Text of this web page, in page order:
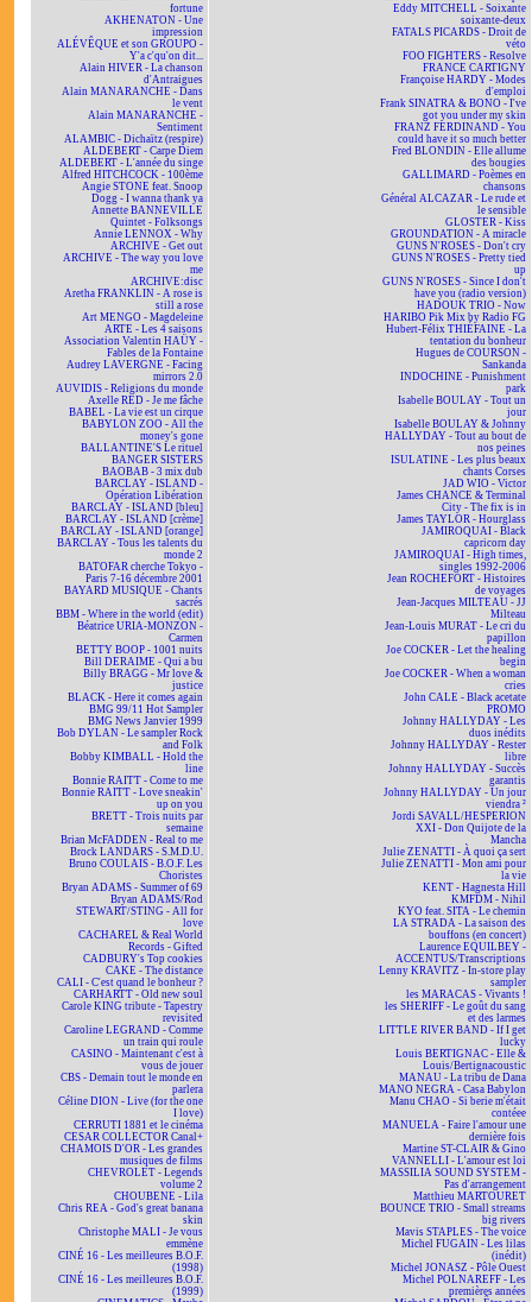
fortune
AKHENATON - Une
impression
ALÉVÊQUE et son GROUPO -
Y'a c'qu'on dit...
Alain HIVER - La chanson
d'Antraigues
Alain MANARANCHE - Dans
le vent
Alain MANARANCHE -
Sentiment
ALAMBIC - Dichaïtz (respire)
ALDEBERT - Carpe Diem
ALDEBERT - L'année du singe
Alfred HITCHCOCK - 100ème
Angie STONE feat. Snoop
Dogg - I wanna thank ya
Annette BANNEVILLE
Quintet - Folksongs
Annie LENNOX - Why
ARCHIVE - Get out
ARCHIVE - The way you love
me
ARCHIVE:disc
Aretha FRANKLIN - A rose is
still a rose
Art MENGO - Magdeleine
ARTE - Les 4 saisons
Association Valentin HAÜY -
Fables de la Fontaine
Audrey LAVERGNE - Facing
mirrors 2.0
AUVIDIS - Religions du monde
Axelle RED - Je me fâche
BABEL - La vie est un cirque
BABYLON ZOO - All the
money's gone
BALLANTINE'S Le rituel
BANGER SISTERS
BAOBAB - 3 mix dub
BARCLAY - ISLAND -
Opération Libération
BARCLAY - ISLAND [bleu]
BARCLAY - ISLAND [crème]
BARCLAY - ISLAND [orange]
BARCLAY - Tous les talents du
monde 2
BATOFAR cherche Tokyo -
Paris 7-16 décembre 2001
BAYARD MUSIQUE - Chants
sacrés
BBM - Where in the world (edit)
Béatrice URIA-MONZON -
Carmen
BETTY BOOP - 1001 nuits
Bill DERAIME - Qui a bu
Billy BRAGG - Mr love &
justice
BLACK - Here it comes again
BMG 99/11 Hot Sampler
BMG News Janvier 1999
Bob DYLAN - Le sampler Rock
and Folk
Bobby KIMBALL - Hold the
line
Bonnie RAITT - Come to me
Bonnie RAITT - Love sneakin'
up on you
BRETT - Trois nuits par
semaine
Brian McFADDEN - Real to me
Brock LANDARS - S.M.D.U.
Bruno COULAIS - B.O.F. Les
Choristes
Bryan ADAMS - Summer of 69
Bryan ADAMS/Rod
STEWART/STING - All for
love
CACHAREL & Real World
Records - Gifted
CADBURY's Top cookies
CAKE - The distance
CALI - C'est quand le bonheur ?
CARHARTT - Old new soul
Carole KING tribute - Tapestry
revisited
Caroline LEGRAND - Comme
un train qui roule
CASINO - Maintenant c'est à
vous de jouer
CBS - Demain tout le monde en
parlera
Céline DION - Live (for the one
I love)
CERRUTI 1881 et le cinéma
CESAR COLLECTOR Canal+
CHAMOIS D'OR - Les grandes
musiques de films
CHEVROLET - Legends
volume 2
CHOUBENE - Lila
Chris REA - God's great banana
skin
Christophe MALI - Je vous
emmène
CINÉ 16 - Les meilleures B.O.F.
(1998)
CINÉ 16 - Les meilleures B.O.F.
(1999)
Eddy MITCHELL - Soixante
soixante-deux
FATALS PICARDS - Droit de
véto
FOO FIGHTERS - Resolve
FRANCE CARTIGNY
Françoise HARDY - Modes
d'emploi
Frank SINATRA & BONO - I've
got you under my skin
FRANZ FERDINAND - You
could have it so much better
Fred BLONDIN - Elle allume
des bougies
GALLIMARD - Poèmes en
chansons
Général ALCAZAR - Le rude et
le sensible
GLOSTER - Kiss
GROUNDATION - A miracle
GUNS N'ROSES - Don't cry
GUNS N'ROSES - Pretty tied
up
GUNS N'ROSES - Since I don't
have you (radio version)
HADOUK TRIO - Now
HARIBO Pik Mix by Radio FG
Hubert-Félix THIÉFAINE - La
tentation du bonheur
Hugues de COURSON -
Sankanda
INDOCHINE - Punishment
park
Isabelle BOULAY - Tout un
jour
Isabelle BOULAY & Johnny
HALLYDAY - Tout au bout de
nos peines
ISULATINE - Les plus beaux
chants Corses
JAD WIO - Victor
James CHANCE & Terminal
City - The fix is in
James TAYLOR - Hourglass
JAMIROQUAI - Black
capricorn day
JAMIROQUAI - High times,
singles 1992-2006
Jean ROCHEFORT - Histoires
de voyages
Jean-Jacques MILTEAU - JJ
Milteau
Jean-Louis MURAT - Le cri du
papillon
Joe COCKER - Let the healing
begin
Joe COCKER - When a woman
cries
John CALE - Black acetate
PROMO
Johnny HALLYDAY - Les
duos inédits
Johnny HALLYDAY - Rester
libre
Johnny HALLYDAY - Succès
garantis
Johnny HALLYDAY - Un jour
viendra ²
Jordi SAVALL/HESPERION
XXI - Don Quijote de la
Mancha
Julie ZENATTI - À quoi ça sert
Julie ZENATTI - Mon ami pour
la vie
KENT - Hagnesta Hill
KMFDM - Nihil
KYO feat. SITA - Le chemin
LA STRADA - La saison des
bouffons (en concert)
Laurence EQUILBEY -
ACCENTUS/Transcriptions
Lenny KRAVITZ - In-store play
sampler
les MARACAS - Vivants !
les SHERIFF - Le goût du sang
et des larmes
LITTLE RIVER BAND - If I get
lucky
Louis BERTIGNAC - Elle &
Louis/Bertignacoustic
MANAU - La tribu de Dana
MANO NEGRA - Casa Babylon
Manu CHAO - Si berie m'était
contéee
MANUELA - Faire l'amour une
dernière fois
Martine ST-CLAIR & Gino
VANNELLI - L'amour est loi
MASSILIA SOUND SYSTEM -
Pas d'arrangement
Matthieu MARTOURET
BOUNCE TRIO - Small streams
big rivers
Mavis STAPLES - The voice
Michel FUGAIN - Les lilas
(inédit)
Michel JONASZ - Pôle Ouest
Michel POLNAREFF - Les
premières années